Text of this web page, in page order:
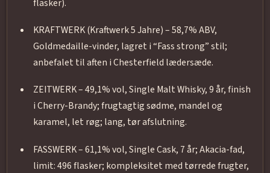
flasker).
KRAFTWERK (Kraftwerk 5 Jahre) – 58,7% ABV,
Goldmedaille-vinder, lagret i “Fass strong” stil;
anbefalet til aften i Chesterfield lædersæde.
ZEITWERK – 49,1% vol, Single Malt Whisky, 9 år, finish
i Cherry-Brandy; frugtagtig sødme, mandel og
karamel, let røg; lang, tør afslutning.
FASSWERK – 61,1% vol, Single Cask, 7 år; Akacia-fad,
limit: 496 flasker; kompleksitet med tørrede frugter,